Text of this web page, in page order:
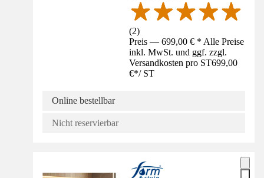
(2)
Preis — 699,00 € * Alle Preise
inkl. MwSt. und ggf. zzgl.
Versandkosten pro ST699,00
€*/ ST
Online bestellbar
Nicht reservierbar